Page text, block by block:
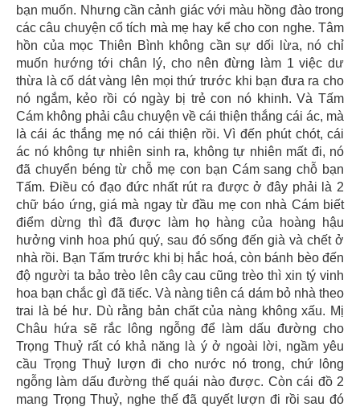
bạn muốn. Nhưng cần cảnh giác với màu hồng đào trong
các câu chuyện cổ tích mà mẹ hay kể cho con nghe. Tâm
hồn của mọc Thiên Bình không cần sự dối lừa, nó chỉ
muốn hướng tới chân lý, cho nên đừng làm 1 việc dư
thừa là cố dát vàng lên mọi thứ trước khi bạn đưa ra cho
nó ngắm, kẻo rồi có ngày bị trẻ con nó khinh. Và Tấm
Cám không phải câu chuyện về cái thiện thắng cái ác, mà
là cái ác thắng mẹ nó cái thiện rồi. Vì đến phút chót, cái
ác nó không tự nhiên sinh ra, không tự nhiên mất đi, nó
đã chuyển béng từ chỗ mẹ con bạn Cám sang chỗ bạn
Tấm. Điều có đạo đức nhất rút ra được ở đây phải là 2
chữ báo ứng, giá mà ngay từ đầu mẹ con nhà Cám biết
điểm dừng thì đã được làm họ hàng của hoàng hậu
hưởng vinh hoa phú quý, sau đó sống đến già và chết ở
nhà rồi. Bạn Tấm trước khi bị hắc hoá, còn bánh bèo đến
độ người ta bảo trèo lên cây cau cũng trèo thì xin tý vinh
hoa bạn chắc gì đã tiếc. Và nàng tiên cá dám bỏ nhà theo
trai là bé hư. Dù rằng bản chất của nàng không xấu. Mị
Châu hứa sẽ rắc lông ngỗng để làm dấu đường cho
Trọng Thuỷ rất có khả năng là ý ở ngoài lời, ngầm yêu
cầu Trọng Thuỷ lượn đi cho nước nó trong, chứ lông
ngỗng làm dấu đường thế quái nào được. Còn cái đồ 2
mang Trọng Thuỷ, nghe thế đã quyết lượn đi rồi sau đó